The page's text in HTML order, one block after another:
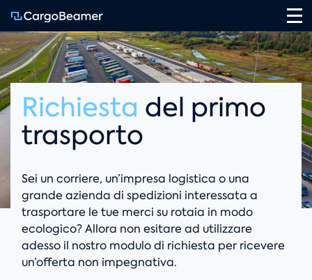
Richiesta del primo
trasporto
Sei un corriere, un’impresa logistica o una
grande azienda di spedizioni interessata a
trasportare le tue merci su rotaia in modo
ecologico? Allora non esitare ad utilizzare
adesso il nostro modulo di richiesta per ricevere
un’offerta non impegnativa.